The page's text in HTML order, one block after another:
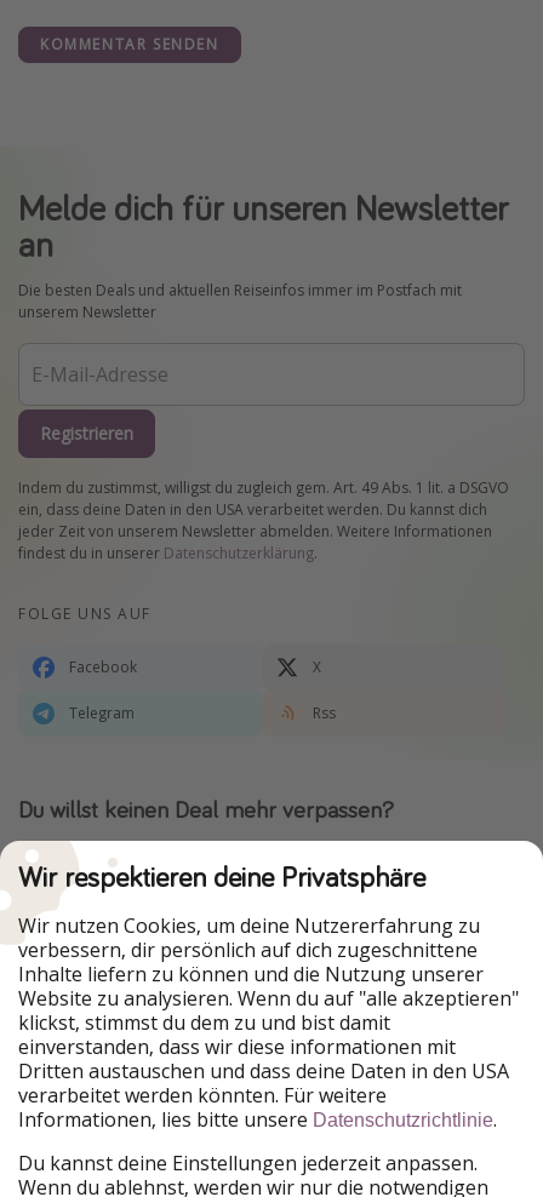
KOMMENTAR SENDEN
Melde dich für unseren Newsletter
an
Die besten Deals und aktuellen Reiseinfos immer im Postfach mit
unserem Newsletter
Registrieren
Indem du zustimmst, willigst du zugleich gem. Art. 49 Abs. 1 lit. a DSGVO
ein, dass deine Daten in den USA verarbeitet werden. Du kannst dich
jeder Zeit von unserem Newsletter abmelden. Weitere Informationen
findest du in unserer Datenschutzerklärung.
FOLGE UNS AUF
Facebook X
Telegram Rss
Du willst keinen Deal mehr verpassen?
Dann lade unsere App herunter.
Urlaubspiraten ist Teil der HolidayPirates Group
Unsere Märkte
PiratinViaggio
HolidayPirates
VakantiePiraten
WakacyjniPiraci
VoyagesPirates
Ferienpiraten
Urlaubspiraten
ViajerosPiratas
Wir respektieren deine Privatsphäre
Wir nutzen Cookies, um deine Nutzererfahrung zu
verbessern, dir persönlich auf dich zugeschnittene
Inhalte liefern zu können und die Nutzung unserer
Website zu analysieren. Wenn du auf "alle akzeptieren"
klickst, stimmst du dem zu und bist damit
einverstanden, dass wir diese informationen mit
Dritten austauschen und dass deine Daten in den USA
verarbeitet werden könnten. Für weitere
Informationen, lies bitte unsere Datenschutzrichtlinie.
Du kannst deine Einstellungen jederzeit anpassen.
Wenn du ablehnst, werden wir nur die notwendigen